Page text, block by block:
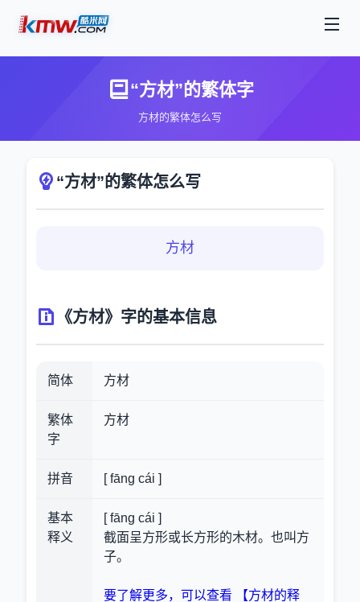
“方材”的繁体字
方材的繁体怎么写
“方材”的繁体怎么写
方材
《方材》字的基本信息
简体 方材
繁体
字
方材
拼音 [ fāng cái ]
基本
释义
[ fāng cái ]
截面呈方形或长方形的木材。也叫方
子。
要了解更多，可以查看 【方材的释